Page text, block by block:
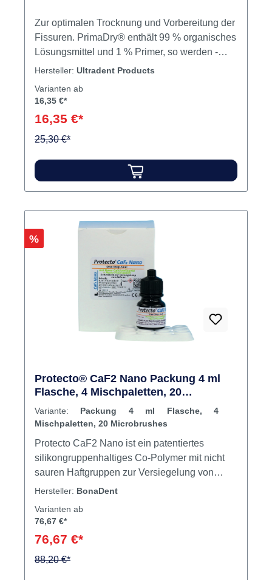
Zur optimalen Trocknung und Vorbereitung der
Fissuren. PrimaDry® enthält 99 % organisches
Lösungsmittel und 1 % Primer, so werden -
nach dem Absprayen des Ätzgels und der
aus der Fissur entfernt. Nur auf Schmelz
Hersteller: Ultradent Products
Varianten ab
16,35 €*
16,35 €*
25,30 €*
Rabatt
%
Protecto® CaF2 Nano Packung 4 ml
Flasche, 4 Mischpaletten, 20
Microbrushes
Variante: Packung 4 ml Flasche, 4
Mischpaletten, 20 Microbrushes
Protecto CaF2 Nano ist ein patentiertes
silikongruppenhaltiges Co-Polymer mit nicht
sauren Haftgruppen zur Versiegelung von
Zähnen. Protecto CaF2 Nano ist besonders
ist. Protecto CaF2 Nano bildet einen
andauernder Haftung. Die Aushärtezeit beträgt
nur 1 Minute. Der mit 3-fach-Fluoriden
Hersteller: BonaDent
Varianten ab
76,67 €*
76,67 €*
88,20 €*